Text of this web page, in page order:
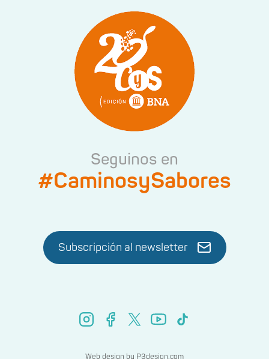
Seguinos en
#CaminosySabores
Subscripción al newsletter
Web design by P3design.com